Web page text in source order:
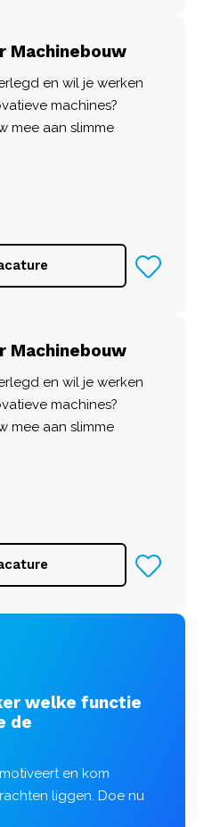
Machinebouw
en wil je werken
machines?
mee aan slimme
Machinebouw
en wil je werken
machines?
mee aan slimme
welke functie
de
en kom
liggen. Doe nu